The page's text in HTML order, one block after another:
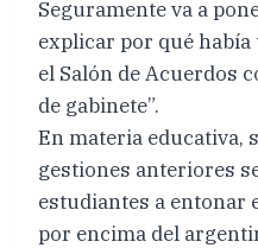
Seguramente va a
explicar por qué
el Salón de Acuerdos
de gabinete”.
En materia educativa,
gestiones anteriores
estudiantes a entonar
por encima del